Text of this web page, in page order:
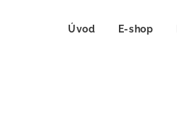
Úvod E-shop